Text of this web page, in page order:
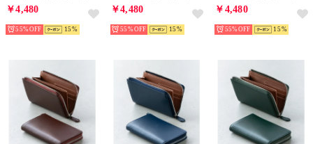
￥4,480
55% 15
￥4,480
55% 15
￥4,480
55% 15